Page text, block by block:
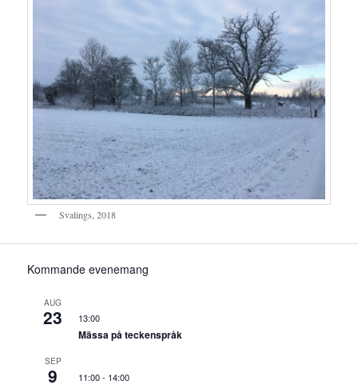
Svalings, 2018
Kommande evenemang
AUG
23 13:00
Mässa på teckenspråk
SEP
9 11:00- 14:00